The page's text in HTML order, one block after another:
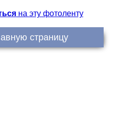
на эту фотоленту
страницу